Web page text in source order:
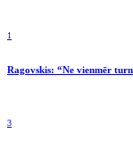
1
Ragovskis: “Ne vienmēr
3